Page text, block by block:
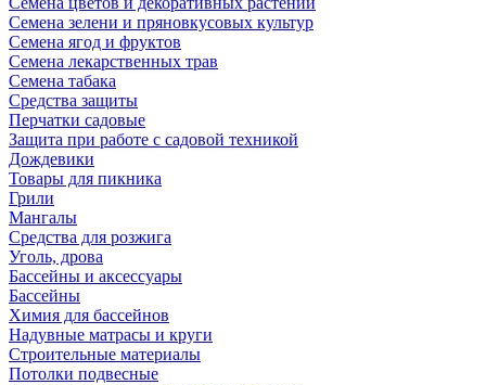
Семена зелени и пряновкусовых культур
Семена ягод и фруктов
Семена лекарственных трав
Семена табака
Средства защиты
Перчатки садовые
Защита при работе с садовой техникой
Дождевики
Товары для пикника
Грили
Мангалы
Средства для розжига
Уголь, дрова
Бассейны и аксессуары
Бассейны
Химия для бассейнов
Надувные матрасы и круги
Строительные материалы
Потолки подвесные